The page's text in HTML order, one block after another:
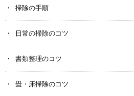
掃除の手順
日常の掃除のコツ
書類整理のコツ
畳・床掃除のコツ